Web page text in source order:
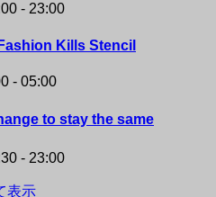
- 23:00
Kills Stencil
- 05:00
to stay the same
- 23:00
表示